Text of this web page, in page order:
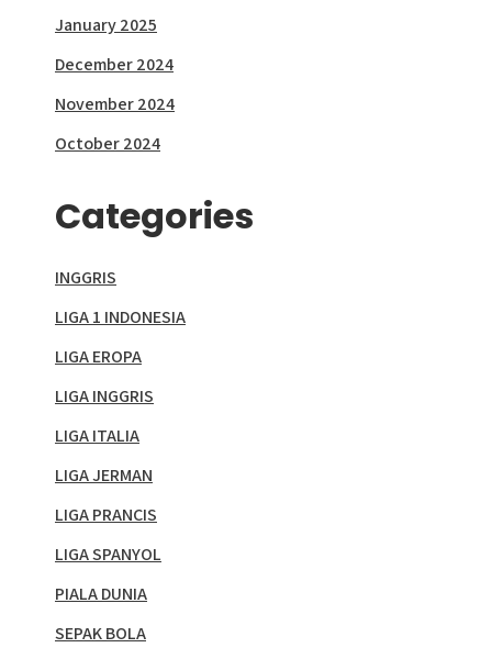
January 2025
December 2024
November 2024
October 2024
Categories
INGGRIS
LIGA 1 INDONESIA
LIGA EROPA
LIGA INGGRIS
LIGA ITALIA
LIGA JERMAN
LIGA PRANCIS
LIGA SPANYOL
PIALA DUNIA
SEPAK BOLA